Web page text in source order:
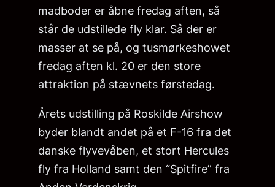
madboder er åbne fredag aften, så
står de udstillede fly klar. Så der er
masser at se på, og tusmørkeshowet
fredag aften kl. 20 er den store
attraktion på stævnets førstedag.
Årets udstilling på Roskilde Airshow
byder blandt andet på et F-16 fra det
danske flyvevåben, et stort Hercules
fly fra Holland samt den “Spitfire” fra